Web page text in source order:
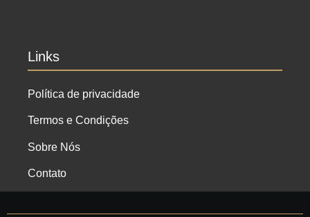
Links
Política de privacidade
Termos e Condições
Sobre Nós
Contato